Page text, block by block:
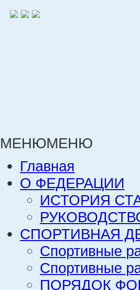
МЕНЮМЕНЮ
Главная
О ФЕДЕРАЦИИ
ИСТОРИЯ
СПОРТИВНАЯ
Спортивные
Спортивные
ПОРЯДОК